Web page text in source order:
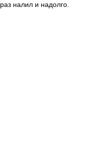
налил и надолго.